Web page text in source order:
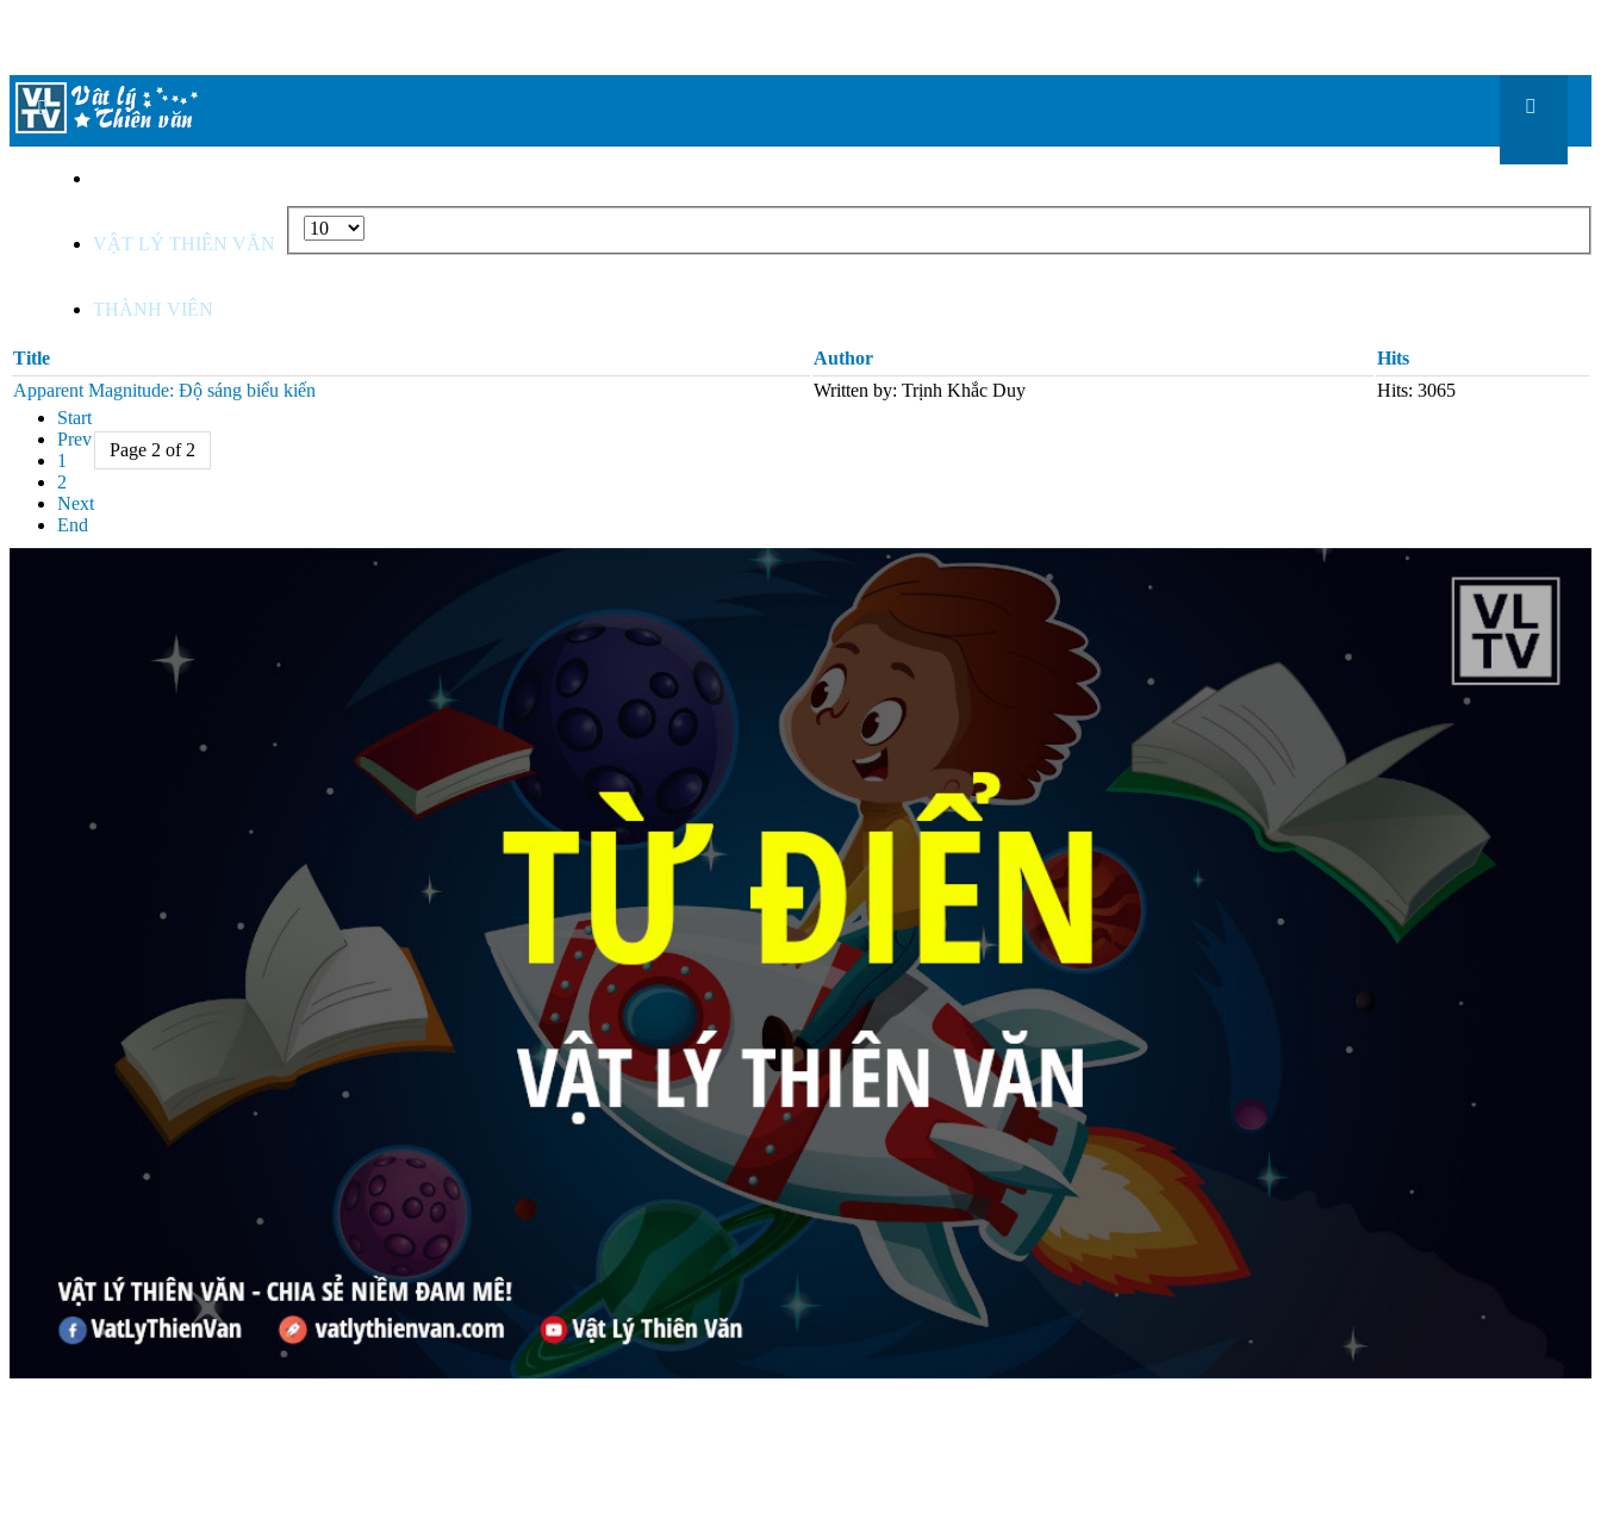
VẬT LÝ THIÊN VĂN
THÀNH VIÊN
Display
#
Title Author
Hits
Apparent Magnitude: Độ sáng biểu kiến
Written by: Trịnh Khắc Duy Hits: 3065
Page 2 of 2
Start
Prev
1
2
Next
End